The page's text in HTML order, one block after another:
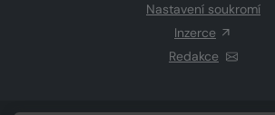
Nastavení soukromí
Inzerce
Redakce